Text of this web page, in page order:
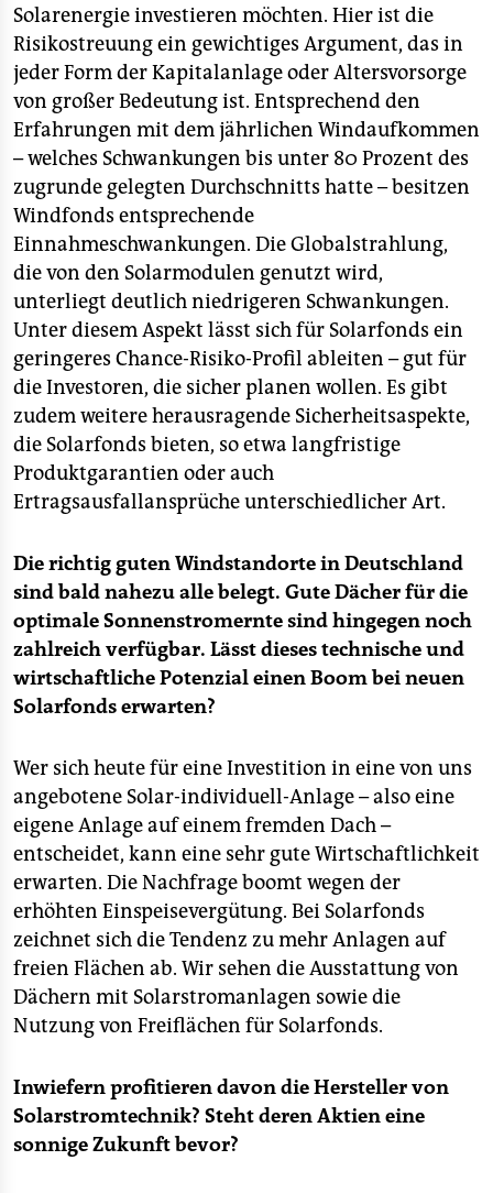
Solarenergie investieren möchten. Hier ist die
Risikostreuung ein gewichtiges Argument, das in
jeder Form der Kapitalanlage oder Altersvorsorge
von großer Bedeutung ist. Entsprechend den
Erfahrungen mit dem jährlichen Windaufkommen
– welches Schwankungen bis unter 80 Prozent des
zugrunde gelegten Durchschnitts hatte – besitzen
Windfonds entsprechende
Einnahmeschwankungen. Die Globalstrahlung,
die von den Solarmodulen genutzt wird,
unterliegt deutlich niedrigeren Schwankungen.
Unter diesem Aspekt lässt sich für Solarfonds ein
geringeres Chance-Risiko-Profil ableiten – gut für
die Investoren, die sicher planen wollen. Es gibt
zudem weitere herausragende Sicherheitsaspekte,
die Solarfonds bieten, so etwa langfristige
Produktgarantien oder auch
Ertragsausfallansprüche unterschiedlicher Art.
Die richtig guten Windstandorte in Deutschland
sind bald nahezu alle belegt. Gute Dächer für die
optimale Sonnenstromernte sind hingegen noch
zahlreich verfügbar. Lässt dieses technische und
wirtschaftliche Potenzial einen Boom bei neuen
Solarfonds erwarten?
Wer sich heute für eine Investition in eine von uns
angebotene Solar-individuell-Anlage – also eine
eigene Anlage auf einem fremden Dach –
entscheidet, kann eine sehr gute Wirtschaftlichkeit
erwarten. Die Nachfrage boomt wegen der
erhöhten Einspeisevergütung. Bei Solarfonds
zeichnet sich die Tendenz zu mehr Anlagen auf
freien Flächen ab. Wir sehen die Ausstattung von
Dächern mit Solarstromanlagen sowie die
Nutzung von Freiflächen für Solarfonds.
Inwiefern profitieren davon die Hersteller von
Solarstromtechnik? Steht deren Aktien eine
sonnige Zukunft bevor?